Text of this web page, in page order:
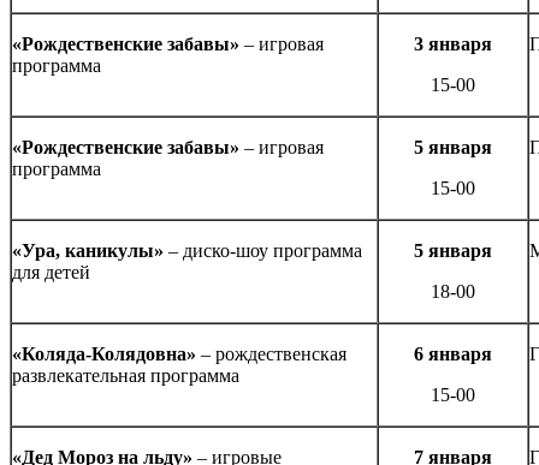
«Рождественские забавы» – игровая
программа
3 января
15-00
«Рождественские забавы» – игровая
программа
5 января
15-00
«Ура, каникулы» – диско-шоу программа
для детей
5 января
18-00
«Коляда-Колядовна» – рождественская
развлекательная программа
6 января
15-00
«Дед Мороз на льду» – игровые
7 января